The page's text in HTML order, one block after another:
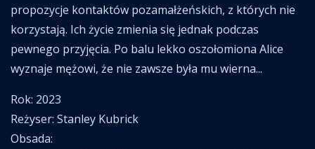
propozycje kontaktów pozamałżeńskich, z których nie
korzystają. Ich życie zmienia się jednak podczas
pewnego przyjęcia. Po balu lekko oszołomiona Alice
wyznaje mężowi, że nie zawsze była mu wierna...
Rok: 2023
Reżyser: Stanley Kubrick
Obsada: